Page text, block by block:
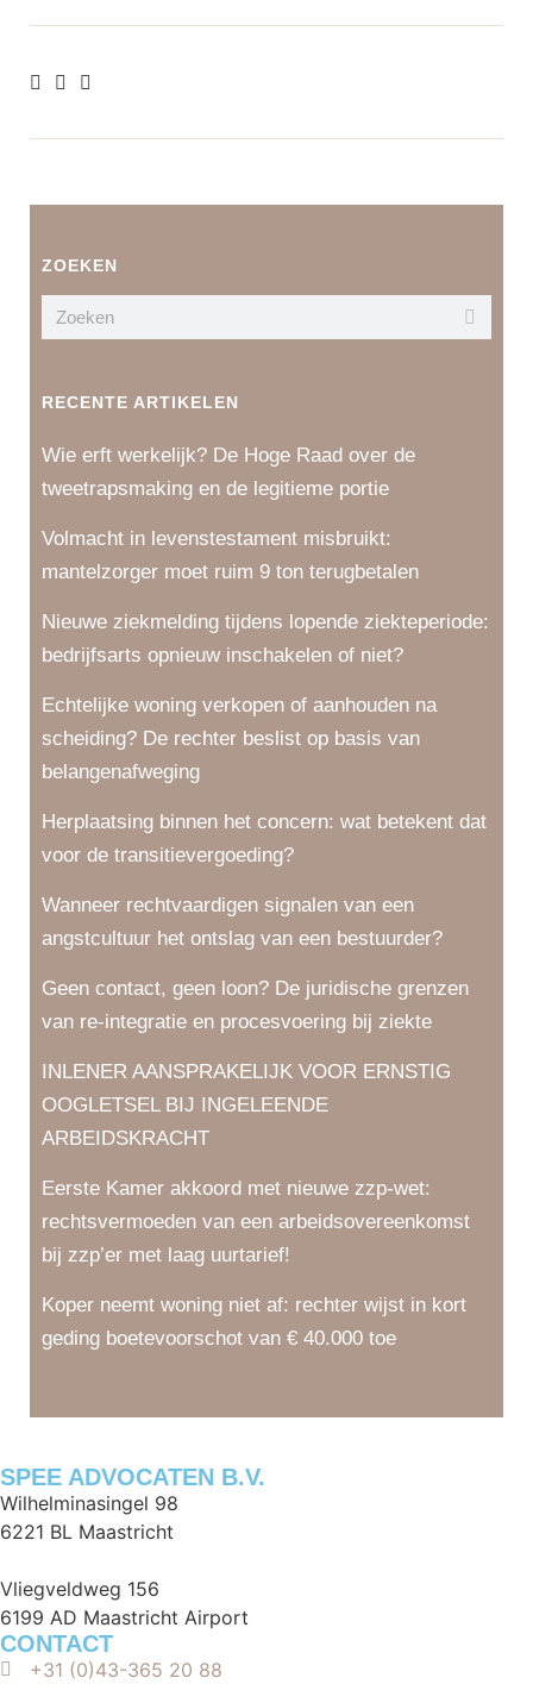
ZOEKEN
RECENTE ARTIKELEN
Wie erft werkelijk? De Hoge Raad over de
tweetrapsmaking en de legitieme portie
Volmacht in levenstestament misbruikt:
mantelzorger moet ruim 9 ton terugbetalen
Nieuwe ziekmelding tijdens lopende ziekteperiode:
bedrijfsarts opnieuw inschakelen of niet?
Echtelijke woning verkopen of aanhouden na
scheiding? De rechter beslist op basis van
belangenafweging
Herplaatsing binnen het concern: wat betekent dat
voor de transitievergoeding?
Wanneer rechtvaardigen signalen van een
angstcultuur het ontslag van een bestuurder?
Geen contact, geen loon? De juridische grenzen
van re-integratie en procesvoering bij ziekte
INLENER AANSPRAKELIJK VOOR ERNSTIG
OOGLETSEL BIJ INGELEENDE
ARBEIDSKRACHT
Eerste Kamer akkoord met nieuwe zzp-wet:
rechtsvermoeden van een arbeidsovereenkomst
bij zzp’er met laag uurtarief!
Koper neemt woning niet af: rechter wijst in kort
geding boetevoorschot van € 40.000 toe
SPEE ADVOCATEN B.V.
Wilhelminasingel 98
6221 BL Maastricht
Vliegveldweg 156
6199 AD Maastricht Airport
CONTACT
+31 (0)43-365 20 88